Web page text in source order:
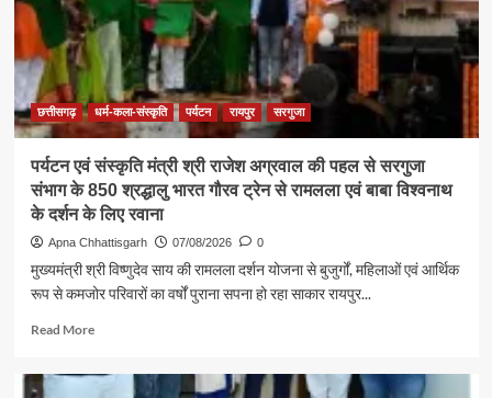
छत्तीसगढ़ धर्म-कला-संस्कृति पर्यटन रायपुर सरगुजा
पर्यटन एवं संस्कृति मंत्री श्री राजेश अग्रवाल की पहल से सरगुजा
संभाग के 850 श्रद्धालु भारत गौरव ट्रेन से रामलला एवं बाबा विश्वनाथ
के दर्शन के लिए रवाना
Apna Chhattisgarh 07/08/2026 0
मुख्यमंत्री श्री विष्णुदेव साय की रामलला दर्शन योजना से बुजुर्गों, महिलाओं एवं आर्थिक
रूप से कमजोर परिवारों का वर्षों पुराना सपना हो रहा साकार रायपुर...
Read MoreRead
पर्यटन